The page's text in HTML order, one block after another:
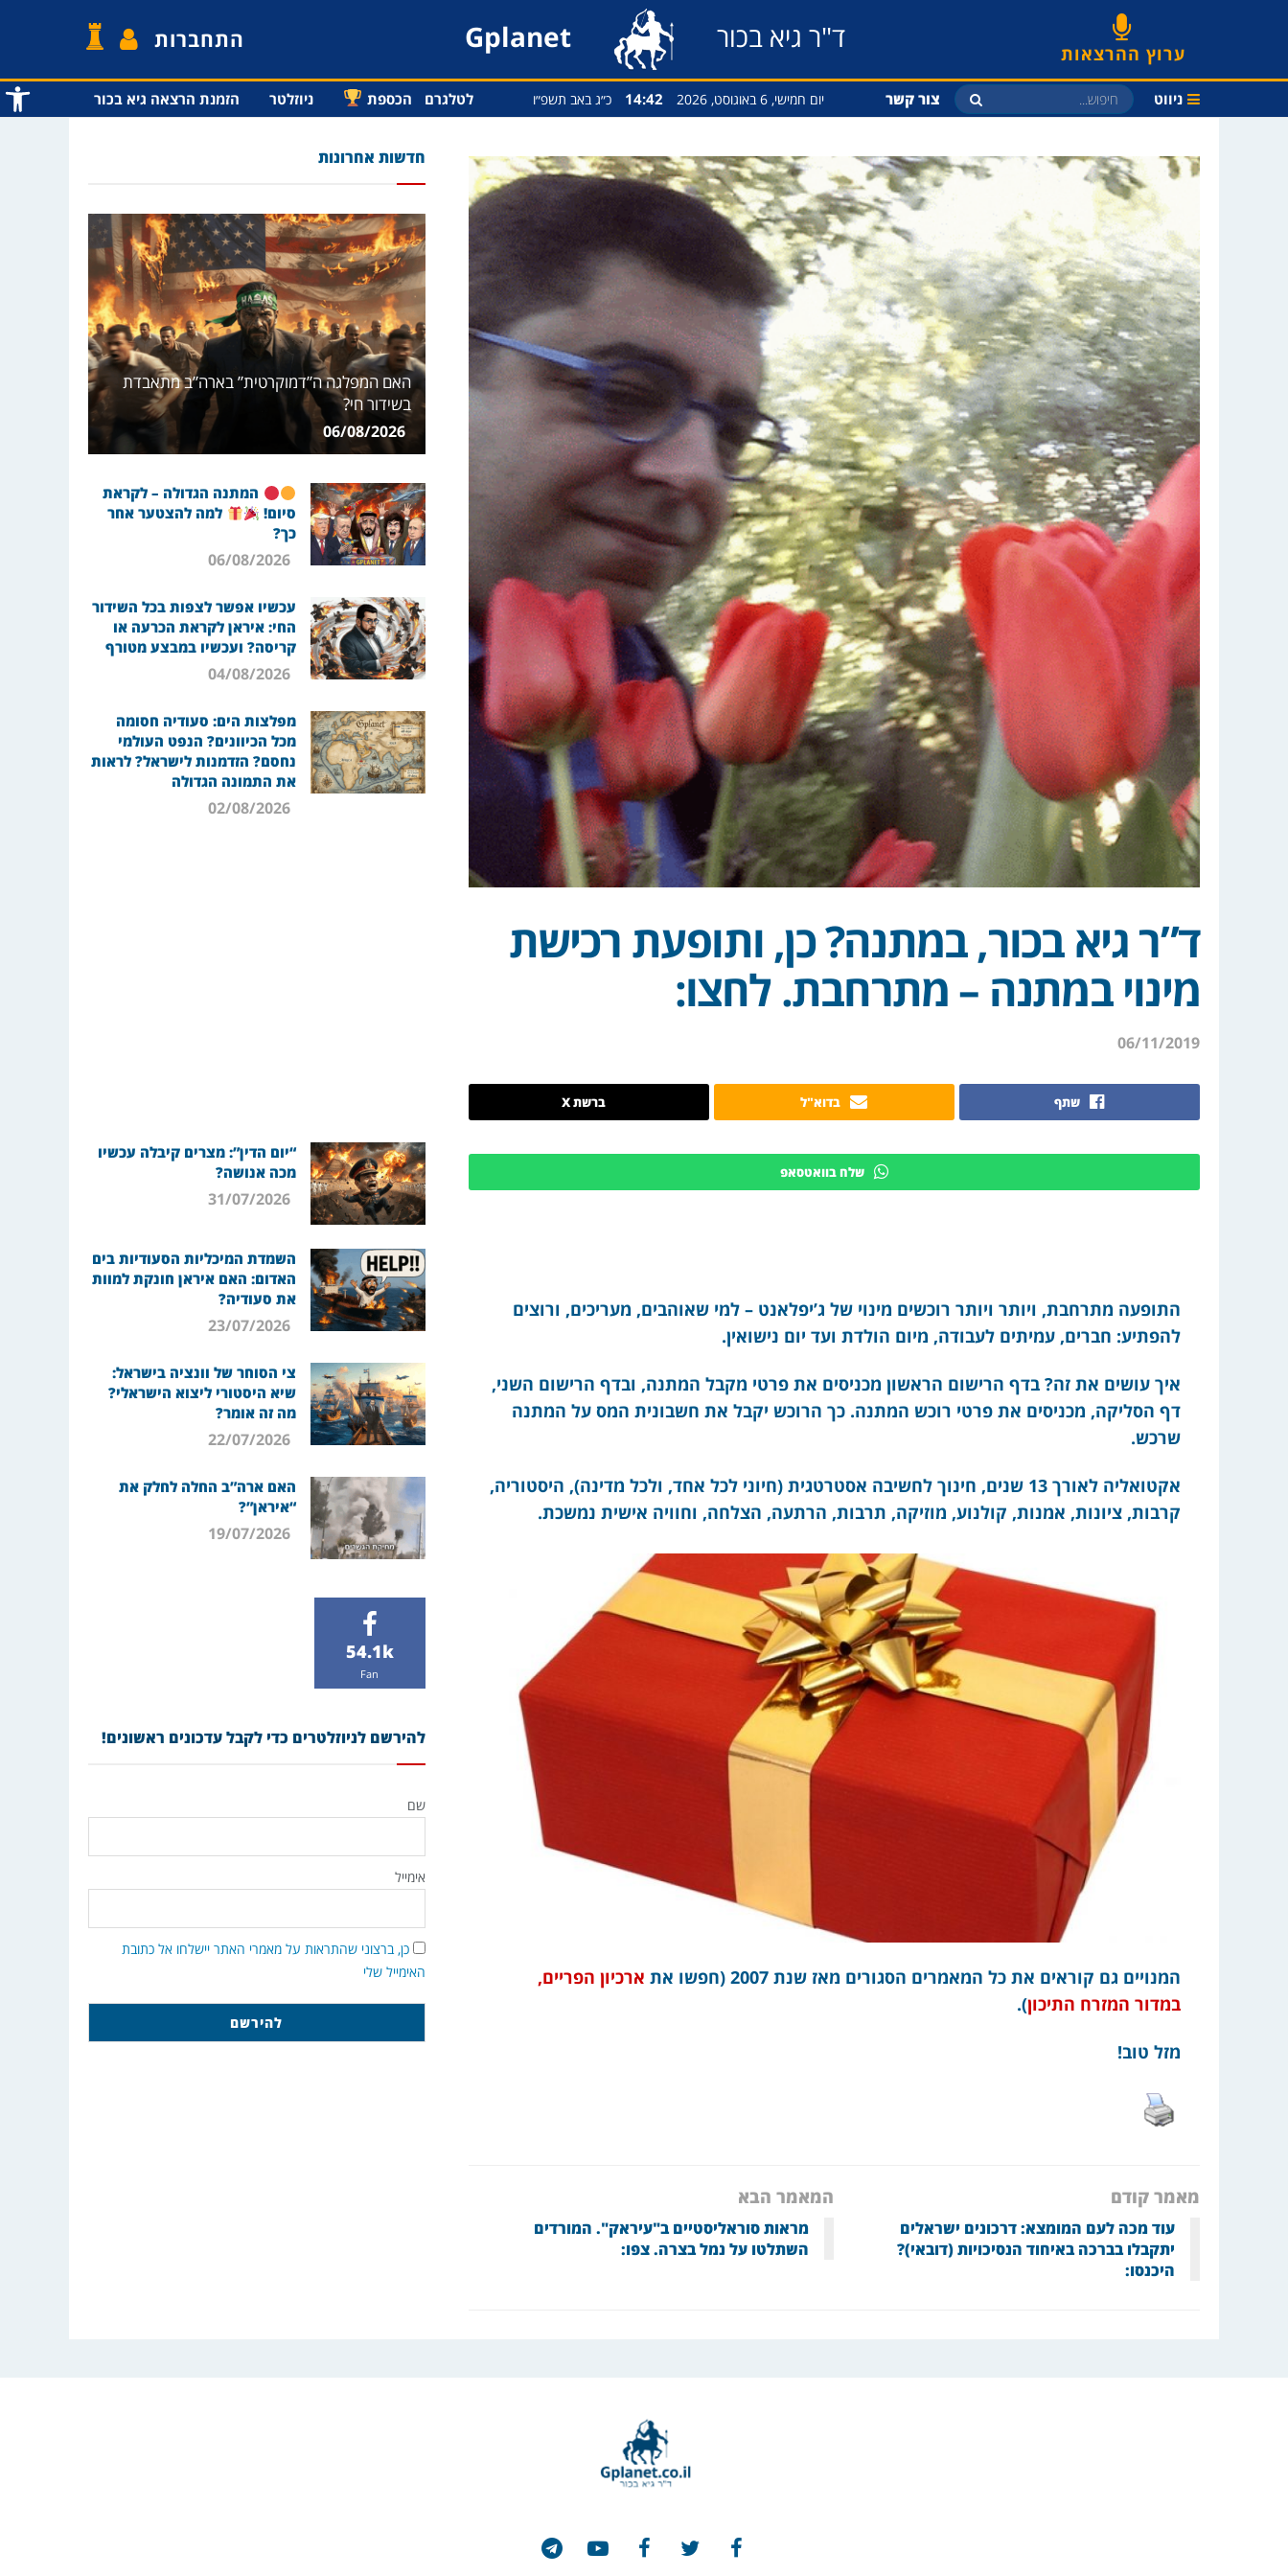
פתח
ערוץ ההרצאות ד"ר גיא בכור Gplanet התחברות
ניווט צור קשר יום חמישי, 6 באוגוסט, 2026 14:42 כ״ג באב תשפ״ו לטלגרם הכספת ניוזלטר הזמנת הרצאה גיא בכור
ד”ר גיא בכור, במתנה? כן, ותופעת רכישת
מינוי במתנה – מתרחבת. לחצו:
06/11/2019
שתף בדוא"ל ברשת X
שלח בוואטסאפ
התופעה מתרחבת, ויותר ויותר רוכשים מינוי של ג’יפלאנט – למי שאוהבים, מעריכים, ורוצים
להפתיע: חברים, עמיתים לעבודה, מיום הולדת ועד יום נישואין.
איך עושים את זה? בדף הרישום הראשון מכניסים את פרטי מקבל המתנה, ובדף הרישום השני,
דף הסליקה, מכניסים את פרטי רוכש המתנה. כך הרוכש יקבל את חשבונית המס על המתנה
שרכש.
אקטואליה לאורך 13 שנים, חינוך לחשיבה אסטרטגית (חיוני לכל אחד, ולכל מדינה), היסטוריה,
קרבות, ציונות, אמנות, קולנוע, מוזיקה, תרבות, הרתעה, הצלחה, וחוויה אישית נמשכת.
המנויים גם קוראים את כל המאמרים הסגורים מאז שנת 2007 (חפשו את
ארכיון הפריים,
במדור המזרח התיכון).
מזל טוב!
מאמר קודם
עוד מכה לעם המומצא: דרכונים ישראלים
יתקבלו בברכה באיחוד הנסיכויות (דובאי)?
היכנסו:
המאמר הבא
מראות סוראליסטיים ב"עיראק". המורדים
השתלטו על נמל בצרה. צפו:
חדשות אחרונות
האם המפלגה ה”דמוקרטית” בארה”ב מתאבדת
בשידור חי?
06/08/2026
המתנה הגדולה – לקראת
סיום!
למה להצטער אחר
כך?
06/08/2026
עכשיו אפשר לצפות בכל השידור
החי: איראן לקראת הכרעה או
קריסה? ועכשיו במבצע מטורף
04/08/2026
מפלצות הים: סעודיה חסומה
מכל הכיוונים? הנפט העולמי
נחסם? הזדמנות לישראל? לראות
את התמונה הגדולה
02/08/2026
“יום הדין”: מצרים קיבלה עכשיו
מכה אנושה?
31/07/2026
השמדת המיכליות הסעודיות בים
האדום: האם איראן חונקת למוות
את סעודיה?
23/07/2026
צי הסוחר של וונציה בישראל:
שיא היסטורי ליצוא הישראלי?
מה זה אומר?
22/07/2026
האם ארה”ב החלה לחלק את
“איראן”?
19/07/2026
54.1k
Fan
להירשם לניוזלטרים כדי לקבל עדכונים ראשונים!
שם
אימייל
כן, ברצוני שהתראות על מאמרי האתר יישלחו אל כתובת
האימייל שלי